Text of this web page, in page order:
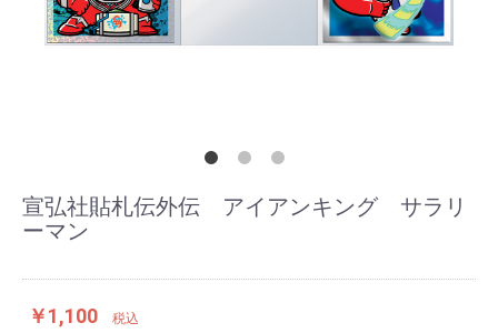
宣弘社貼札伝外伝 アイアンキング サラリ
ーマン
￥1,100 税込